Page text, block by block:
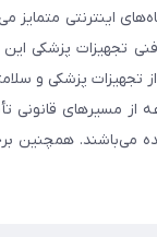
اینترنتی
فنی تجهیزات
تجهیزات پزشکی و
از مسیرهای
می‌باشند. همچنین